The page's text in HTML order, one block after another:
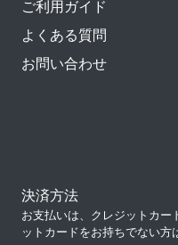
ご利用ガイド
よくある質問
お問い合わせ
決済方法
お支払いは、クレジットカー
ットカードをお持ちでない方